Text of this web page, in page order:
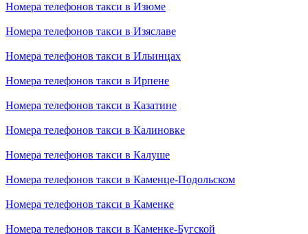
Номера телефонов такси в Изюме
Номера телефонов такси в Изяславе
Номера телефонов такси в Ильинцах
Номера телефонов такси в Ирпене
Номера телефонов такси в Казатине
Номера телефонов такси в Калиновке
Номера телефонов такси в Калуше
Номера телефонов такси в Каменце-Подольском
Номера телефонов такси в Каменке
Номера телефонов такси в Каменке-Бугской